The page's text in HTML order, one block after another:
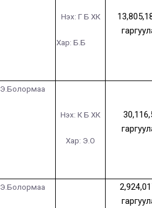
Нэх: Г Б ХК
Хар: Б.Б
Э.Болормаа
Нэх: К Б ХК
Хар: Э.О
Э.Болормаа